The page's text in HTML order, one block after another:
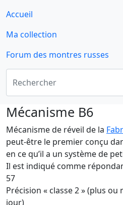
Accueil
Ma collection
Forum des montres russes
Mécanisme B6
Mécanisme de réveil de la
peut-être le premier conçu
en ce qu’il a un système de
Il est indiqué comme
57
Précision « classe 2 » (plus
jour)